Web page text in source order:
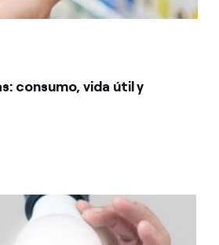
consumo, vida útil y